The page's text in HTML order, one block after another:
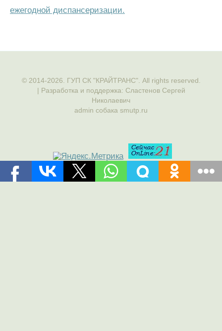
ежегодной диспансеризации.
© 2014-2026. ГУП СК "КРАЙТРАНС". All rights reserved.
| Разработка и поддержка: Сластенов Сергей
Николаевич
admin собака smutp.ru